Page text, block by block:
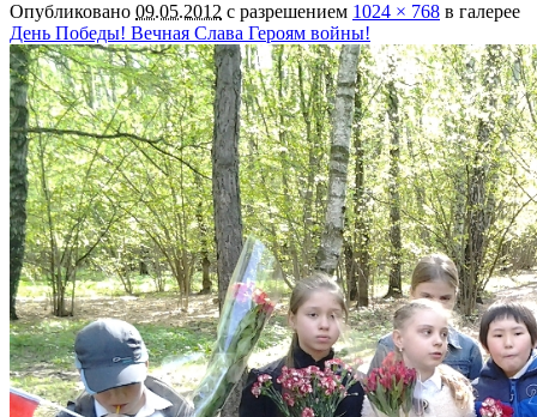
Опубликовано 09.05.2012 с разрешением 1024 × 768 в галерее
День Победы! Вечная Слава Героям войны!